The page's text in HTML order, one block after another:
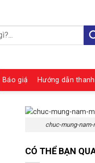
Báo giá Hướng dẫn
chuc-mung-nam-
CÓ THỂ BẠN